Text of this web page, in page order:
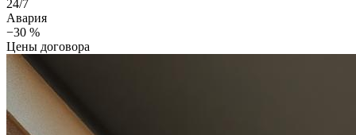
24/7
Авария
−30 %
Цены договора